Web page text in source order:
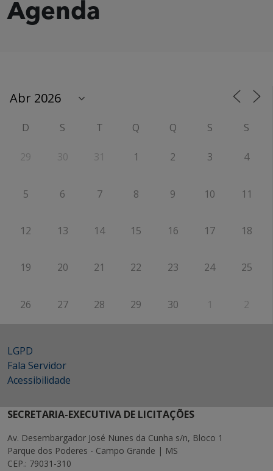
Agenda
D S T Q Q S S
29 30 31 1 2 3 4
5 6 7 8 9 10 11
12 13 14 15 16 17 18
19 20 21 22 23 24 25
26 27 28 29 30 1 2
LGPD
Fala Servidor
Acessibilidade
SECRETARIA-EXECUTIVA DE LICITAÇÕES
Av. Desembargador José Nunes da Cunha s/n, Bloco 1
Parque dos Poderes - Campo Grande | MS
CEP.: 79031-310